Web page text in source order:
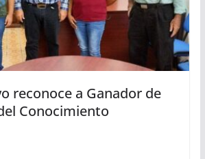
reconoce a Ganador de
Conocimiento